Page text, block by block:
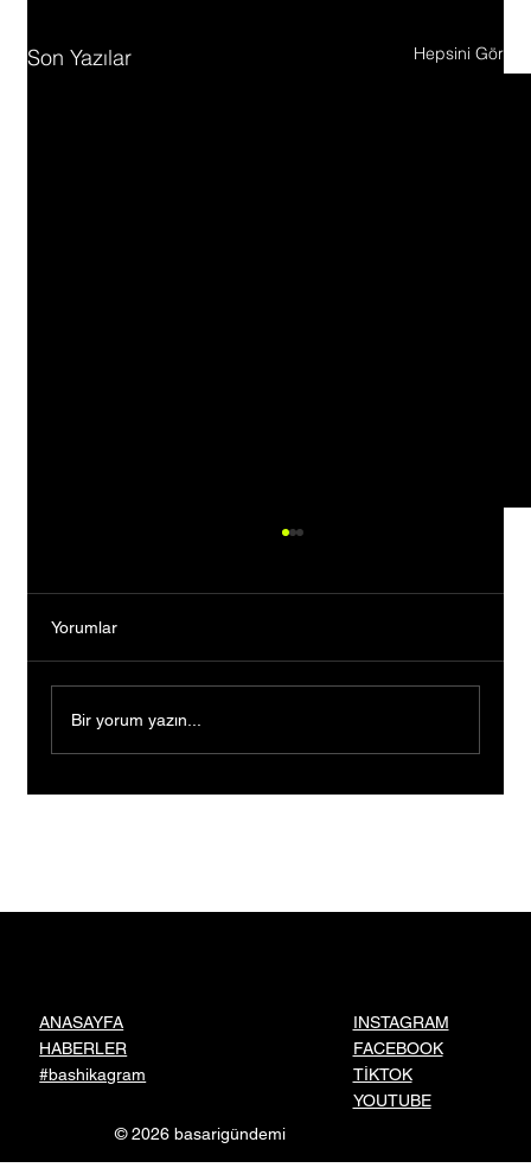
Son Yazılar Hepsini Gör
Yorumlar
Bir yorum yazın...
ANASAYFA
HABERLER
#bashikagram
INSTAGRAM
FACEBOOK
TİKTOK
YOUTUBE
© 2026 basarigündemi